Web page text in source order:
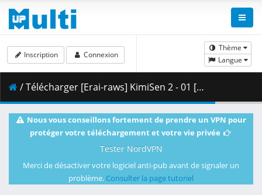
Thème
Langue
Inscription Connexion
/ Télécharger [Erai-raws] KimiSen 2 - 01 [720p][Multiple Subtitle][CD12B799].mkv.001 ( 363.28 MB )
Nous vous conseillons fortement de prendre un VPN pour
protéger votre téléchargement et votre vie privée
Tester NordVPN
Merci de désactiver votre logiciel anti-pub avant de signaler un
problème. Consulter la page tutoriel